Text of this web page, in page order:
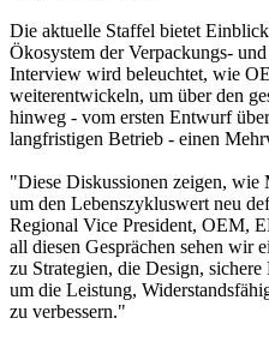
Die aktuelle Staffel bietet
Ökosystem der Verpackungs-
Interview wird beleuchtet, wie
weiterentwickeln, um über den
hinweg - vom ersten Entwurf
langfristigen Betrieb - einen
"Diese Diskussionen zeigen, wie
um den Lebenszykluswert neu
Regional Vice President, OEM,
all diesen Gesprächen sehen wir
zu Strategien, die Design,
um die Leistung,
zu verbessern."